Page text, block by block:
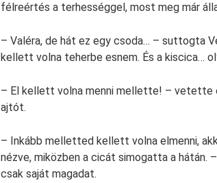
félreértés a terhességgel, most meg már
– Valéra, de hát ez egy csoda… – suttogta
kellett volna teherbe esnem. És a kiscica…
– El kellett volna menni mellette! – vetette
ajtót.
– Inkább melletted kellett volna elmenni,
nézve, miközben a cicát simogatta a hátán.
csak saját magadat.